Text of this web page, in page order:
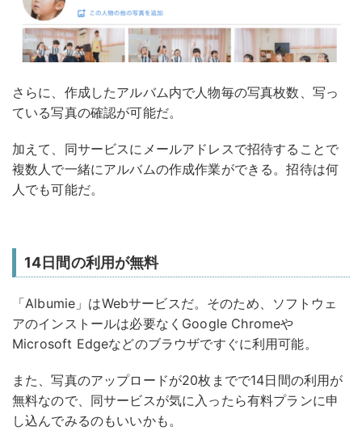
さらに、作成したアルバム内で人物毎の写真枚数、写っ
ている写真の確認が可能だ。
加えて、同サービスにメールアドレスで招待することで
複数人で一緒にアルバムの作成作業ができる。招待は何
人でも可能だ。
14日間の利用が無料
「Albumie」はWebサービスだ。そのため、ソフトウェ
アのインストールは必要なくGoogle Chromeや
Microsoft Edgeなどのブラウザですぐに利用可能。
また、写真のアップロードが20枚までで14日間の利用が
無料なので、同サービスが気に入ったら有料プランに申
し込んでみるのもいいかも。